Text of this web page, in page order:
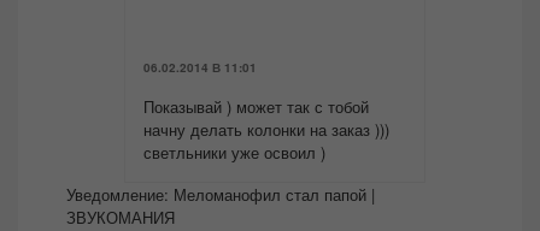
06.02.2014 В 11:01
Показывай ) может так с тобой
начну делать колонки на заказ )))
светльники уже освоил )
Уведомление: Меломанофил стал папой |
ЗВУКОМАНИЯ